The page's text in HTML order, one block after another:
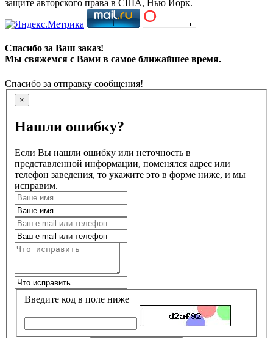
защите авторского права в США, Нью Йорк.
Спасибо за Ваш заказ!
Мы свяжемся с Вами в самое ближайшее время.
Спасибо за отправку сообщения!
×
Нашли ошибку?
Если Вы нашли ошибку или неточность в
представленной информации, поменялся адрес или
телефон заведения, то укажите это в форме ниже, и мы
исправим.
Введите код в поле ниже